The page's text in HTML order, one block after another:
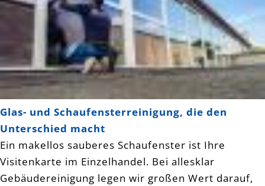
Glas- und Schaufensterreinigung, die den
Unterschied macht
Ein makellos sauberes Schaufenster ist Ihre
Visitenkarte im Einzelhandel. Bei allesklar
Gebäudereinigung legen wir großen Wert darauf,